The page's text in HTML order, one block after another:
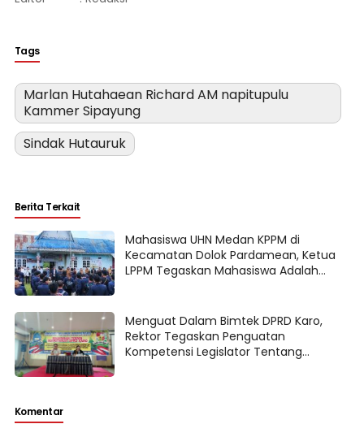
Tags
Marlan Hutahaean Richard AM napitupulu
Kammer Sipayung
Sindak Hutauruk
Berita Terkait
Mahasiswa UHN Medan KPPM di
Kecamatan Dolok Pardamean, Ketua
LPPM Tegaskan Mahasiswa Adalah
Menguat Dalam Bimtek DPRD Karo,
Rektor Tegaskan Penguatan
Kompetensi Legislator Tentang
Komentar